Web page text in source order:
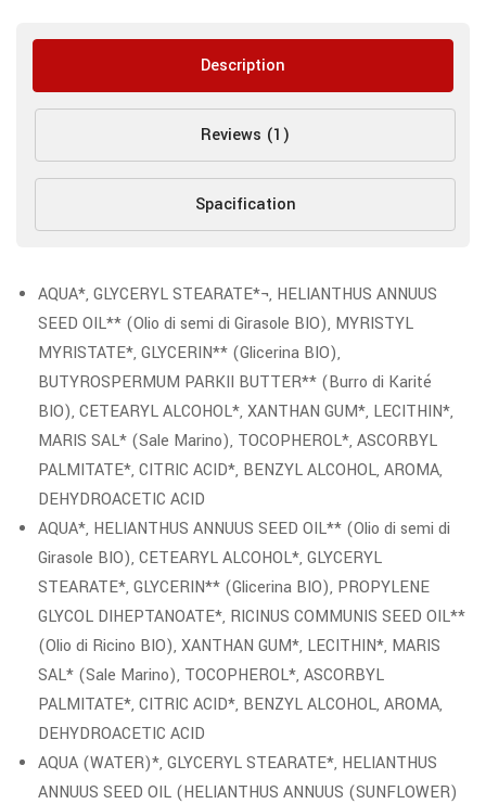
Description
Reviews (1)
Spacification
AQUA*, GLYCERYL STEARATE*¬, HELIANTHUS ANNUUS
SEED OIL** (Olio di semi di Girasole BIO), MYRISTYL
MYRISTATE*, GLYCERIN** (Glicerina BIO),
BUTYROSPERMUM PARKII BUTTER** (Burro di Karité
BIO), CETEARYL ALCOHOL*, XANTHAN GUM*, LECITHIN*,
MARIS SAL* (Sale Marino), TOCOPHEROL*, ASCORBYL
PALMITATE*, CITRIC ACID*, BENZYL ALCOHOL, AROMA,
DEHYDROACETIC ACID
AQUA*, HELIANTHUS ANNUUS SEED OIL** (Olio di semi di
Girasole BIO), CETEARYL ALCOHOL*, GLYCERYL
STEARATE*, GLYCERIN** (Glicerina BIO), PROPYLENE
GLYCOL DIHEPTANOATE*, RICINUS COMMUNIS SEED OIL**
(Olio di Ricino BIO), XANTHAN GUM*, LECITHIN*, MARIS
SAL* (Sale Marino), TOCOPHEROL*, ASCORBYL
PALMITATE*, CITRIC ACID*, BENZYL ALCOHOL, AROMA,
DEHYDROACETIC ACID
AQUA (WATER)*, GLYCERYL STEARATE*, HELIANTHUS
ANNUUS SEED OIL (HELIANTHUS ANNUUS (SUNFLOWER)